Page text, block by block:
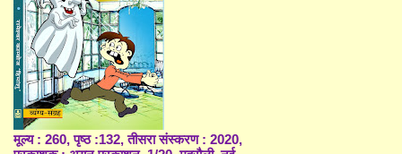
मूल्य : 260, पृष्ठ :132, तीसरा संस्करण : 2020,